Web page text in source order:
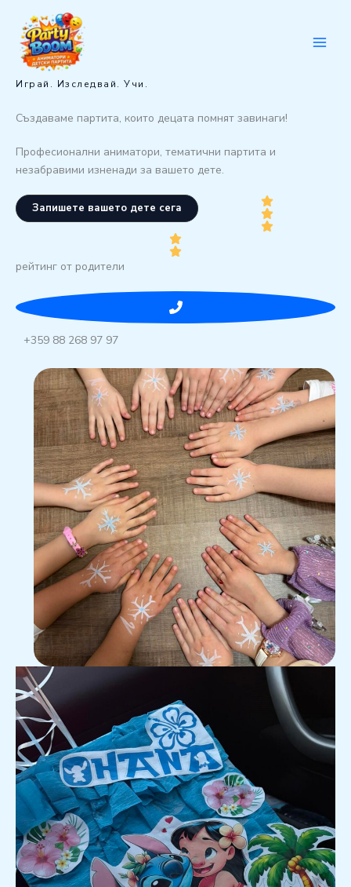
content
Играй. Изследвай. Учи.
Създаваме партита, които децата помнят завинаги!
Професионални аниматори, тематични партита и
незабравими изненади за вашето дете.
Запишете вашето дете сега
рейтинг от родители
+359 88 268 97 97